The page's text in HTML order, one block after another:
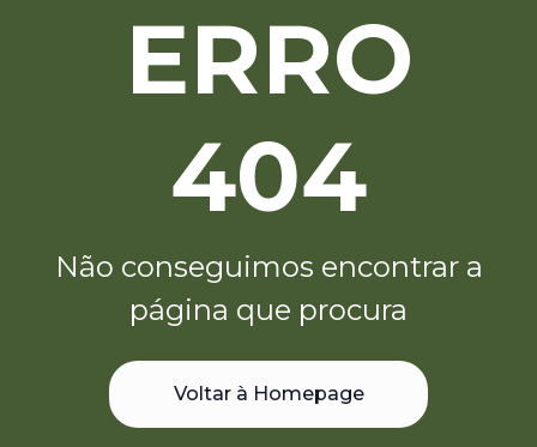
ERRO
404
Não conseguimos encontrar a
página que procura
Voltar à Homepage